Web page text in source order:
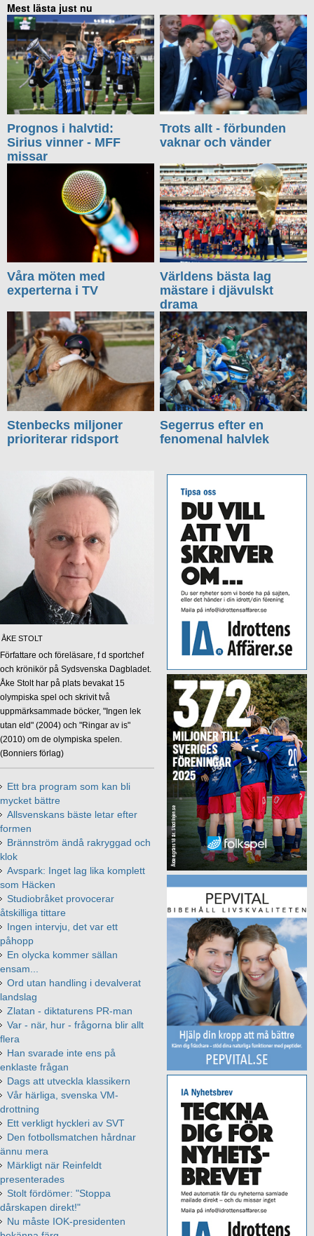
Mest lästa just nu
Prognos i halvtid:
Sirius vinner - MFF
missar
Trots allt - förbunden
vaknar och vänder
Våra möten med
experterna i TV
Världens bästa lag
mästare i djävulskt
drama
Stenbecks miljoner
prioriterar ridsport
Segerrus efter en
fenomenal halvlek
ÅKE STOLT
Författare och föreläsare, f d sportchef
och krönikör på Sydsvenska Dagbladet.
Åke Stolt har på plats bevakat 15
olympiska spel och skrivit två
uppmärksammade böcker, "Ingen lek
utan eld" (2004) och "Ringar av is"
(2010) om de olympiska spelen.
(Bonniers förlag)
Ett bra program som kan bli
mycket bättre
Allsvenskans bäste letar efter
formen
Brännström ändå rakryggad och
klok
Avspark: Inget lag lika komplett
som Häcken
Studiobråket provocerar
åtskilliga tittare
Ingen intervju, det var ett
påhopp
En olycka kommer sällan
ensam...
Ord utan handling i devalverat
landslag
Zlatan - diktaturens PR-man
Var - när, hur - frågorna blir allt
flera
Han svarade inte ens på
enklaste frågan
Dags att utveckla klassikern
Vår härliga, svenska VM-
drottning
Ett verkligt hyckleri av SVT
Den fotbollsmatchen hårdnar
ännu mera
Märkligt när Reinfeldt
presenterades
Stolt fördömer: "Stoppa
dårskapen direkt!"
Nu måste IOK-presidenten